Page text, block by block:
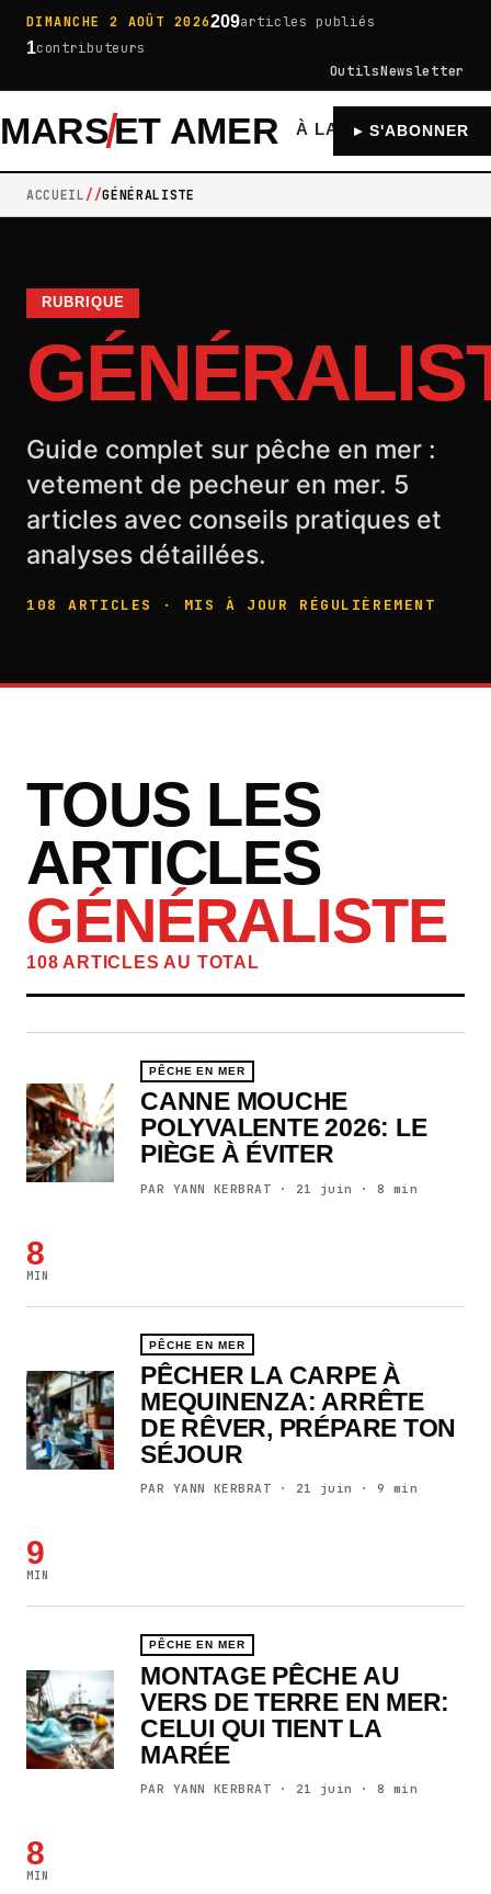
DIMANCHE 2 AOÛT 2026209articles publiés
1contributeurs
OutilsNewsletter
MARSET AMER À LA UNE▸ S'ABONNER
ACCUEIL GÉNÉRALISTE
RUBRIQUE
Guide complet sur pêche en mer :
vetement de pecheur en mer. 5
articles avec conseils pratiques et
analyses détaillées.
108 ARTICLES · MIS À JOUR RÉGULIÈREMENT
TOUS LES
ARTICLES
GÉNÉRALISTE
108 ARTICLES AU TOTAL
PÊCHE EN MER
CANNE MOUCHE
POLYVALENTE 2026: LE
PIÈGE À ÉVITER
PAR YANN KERBRAT · 21 juin · 8 min
8
MIN
PÊCHE EN MER
PÊCHER LA CARPE À
MEQUINENZA: ARRÊTE
DE RÊVER, PRÉPARE TON
SÉJOUR
PAR YANN KERBRAT · 21 juin · 9 min
9
MIN
PÊCHE EN MER
MONTAGE PÊCHE AU
VERS DE TERRE EN MER:
CELUI QUI TIENT LA
MARÉE
PAR YANN KERBRAT · 21 juin · 8 min
8
MIN